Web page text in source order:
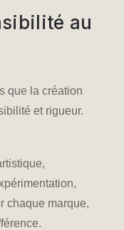
au
que la création
et rigueur.
,
chaque marque,